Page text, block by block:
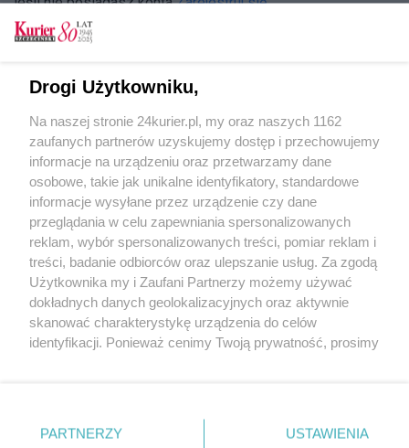
Zapamiętać?
Zaloguj
Zapomniałem hasła
Copyright © 2022 Kurier Szczeciński sp. z o.o.
Drogi Użytkowniku,
Na naszej stronie 24kurier.pl, my oraz naszych 1162
zaufanych partnerów uzyskujemy dostęp i przechowujemy
informacje na urządzeniu oraz przetwarzamy dane
osobowe, takie jak unikalne identyfikatory, standardowe
informacje wysyłane przez urządzenie czy dane
przeglądania w celu zapewniania spersonalizowanych
reklam, wybór spersonalizowanych treści, pomiar reklam i
treści, badanie odbiorców oraz ulepszanie usług. Za zgodą
Użytkownika my i Zaufani Partnerzy możemy używać
dokładnych danych geolokalizacyjnych oraz aktywnie
skanować charakterystykę urządzenia do celów
identyfikacji. Ponieważ cenimy Twoją prywatność, prosimy
prywatności znajdujący się w lewym dolnym rogu strony
. Niektóre rodzaje przetwarzania danych nie wymagają
PARTNERZY USTAWIENIA